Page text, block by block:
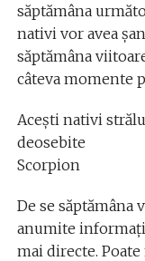
săptămâna
nativi vor avea
săptămâna
câteva momente
Acești nativi
deosebite
Scorpion
De se săptămâna
anumite
mai directe. Poate